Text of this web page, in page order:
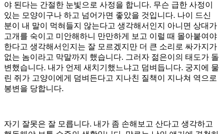
야 된다는 간절한 눈빛으로 사정을 합니다. 무슨 급한 사정이
있는 모양이구나 하고 넘어가면 좋았을 것입니다. 나이 드신
분이 내 말이 먹혀들지 않는다고 생각해서인지 아니면 상대가
고개를 숙이고 미안해하니 만만하게 보고 이럴 때 몰아붙여야
한다고 생각해서인지는 잘 모르겠지만 더 큰 소리로 싸가지가
없는 놈이라고 막말까지 했습니다. 그러자 젊은이의 태도가 돌
변했습니다. 내가 언제 새치기했느냐고 덤벼듭니다. 궁지에 물
린 쥐가 고양이에게 덤벼든다고 지나친 질책이 지나쳐 역으로
봉변을 당합니다.
자기 잘못은 잘 모릅니다. 내가 좀 손해보고 산다고 생각하고